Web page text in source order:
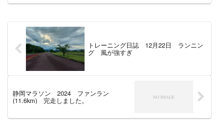
トレーニング日誌 12月22日 ランニン
グ 風が強すぎ
静岡マラソン 2024 ファンラン
(11.6km) 完走しました。